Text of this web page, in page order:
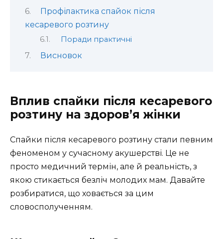
Профілактика спайок після
кесаревого розтину
Поради практичні
Висновок
Вплив спайки після кесаревого
розтину на здоров’я жінки
Спайки після кесаревого розтину стали певним
феноменом у сучасному акушерстві. Це не
просто медичний термін, але й реальність, з
якою стикається безліч молодих мам. Давайте
розбиратися, що ховається за цим
словосполученням.